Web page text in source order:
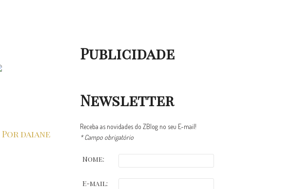
Por daiane
Publicidade
Newsletter
Receba as novidades do ZBlog no seu E-mail!
* Campo obrigatório
Nome:
E-mail: